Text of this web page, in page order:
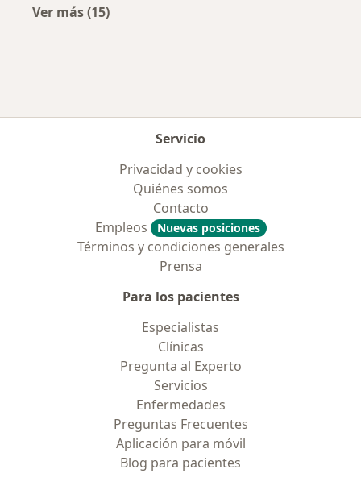
Ver más (15)
Servicio
Privacidad y cookies
Quiénes somos
Contacto
Empleos
Nuevas posiciones
Términos y condiciones generales
Prensa
Para los pacientes
Especialistas
Clínicas
Pregunta al Experto
Servicios
Enfermedades
Preguntas Frecuentes
Aplicación para móvil
Blog para pacientes